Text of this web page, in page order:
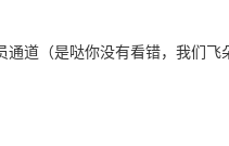
道（是哒你没有看错，我们飞